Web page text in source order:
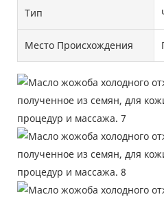
Тип
Место Происхождения